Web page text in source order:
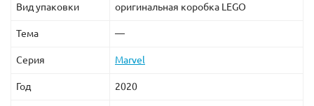
Вид упаковки оригинальная коробка LEGO
Тема —
Серия Marvel
Год 2020